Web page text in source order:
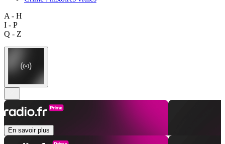
A - H
I - P
Q - Z
En savoir plus